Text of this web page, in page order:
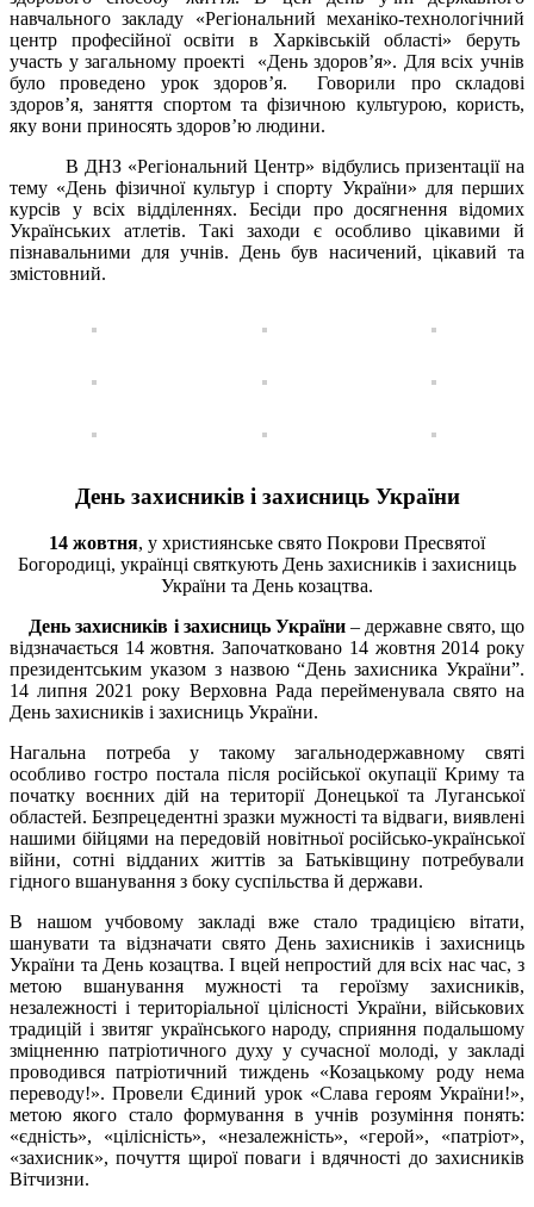
навчального закладу «Регіональний механіко-технологічний
центр професійної освіти в Харківській області» беруть
участь у загальному проекті «День здоров’я». Для всіх учнів
було проведено урок здоров’я. Говорили про складові
здоров’я, заняття спортом та фізичною культурою, користь,
яку вони приносять здоров’ю людини.
В ДНЗ «Регіональний Центр» відбулись призентації на
тему «День фізичної культур і спорту України» для перших
курсів у всіх відділеннях. Бесіди про досягнення відомих
Українських атлетів. Такі заходи є особливо цікавими й
пізнавальними для учнів. День був насичений, цікавий та
змістовний.
День захисників і захисниць України
14 жовтня, у християнське свято Покрови Пресвятої
Богородиці, українці святкують День захисників і захисниць
України та День козацтва.
День захисників і захисниць України– державне свято, що
відзначається 14 жовтня. Започатковано 14 жовтня 2014 року
президентським указом з назвою “День захисника України”.
14 липня 2021 року Верховна Рада перейменувала свято на
День захисників і захисниць України.
Нагальна потреба у такому загальнодержавному святі
особливо гостро постала після російської окупації Криму та
початку воєнних дій на території Донецької та Луганської
областей. Безпрецедентні зразки мужності та відваги, виявлені
нашими бійцями на передовій новітньої російсько-української
війни, сотні відданих життів за Батьківщину потребували
гідного вшанування з боку суспільства й держави.
В нашом учбовому закладі вже стало традицією вітати,
шанувати та відзначати свято День захисників і захисниць
України та День козацтва. І вцей непростий для всіх нас час, з
метою вшанування мужності та героїзму захисників,
незалежності і територіальної цілісності України, військових
традицій і звитяг українського народу, сприяння подальшому
зміцненню патріотичного духу у сучасної молоді, у закладі
проводився патріотичний тиждень «Козацькому роду нема
переводу!». Провели Єдиний урок «Слава героям України!»,
метою якого стало формування в учнів розуміння понять:
«єдність», «цілісність», «незалежність», «герой», «патріот»,
«захисник», почуття щирої поваги і вдячності до захисників
Вітчизни.